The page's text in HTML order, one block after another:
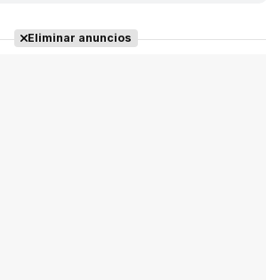
Eliminar anuncios